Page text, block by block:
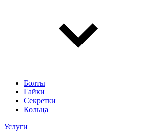
Болты
Гайки
Секретки
Кольца
Услуги